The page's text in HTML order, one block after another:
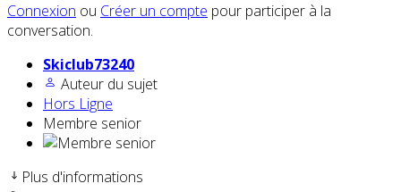
Connexion ou Créer un compte pour participer à la
conversation.
Skiclub73240
Auteur du sujet
Hors Ligne
Membre senior
Plus d'informations